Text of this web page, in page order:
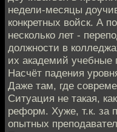
недели-месяцы
конкретных войск. А
несколько лет -
должности в
их академий
Насчёт падения
Даже там, где
Ситуация не такая,
реформ. Хуже, т.к. за
опытных